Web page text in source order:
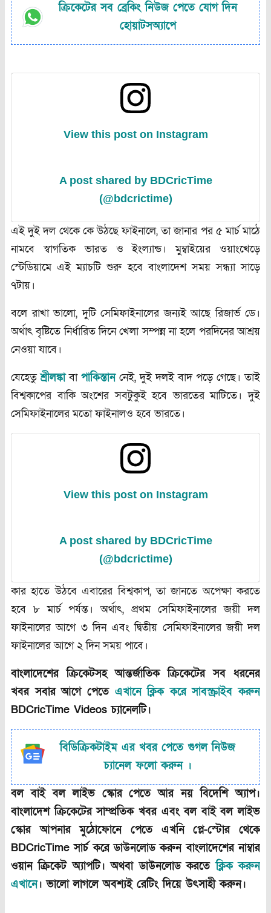
ক্রিকেটের সব ব্রেকিং নিউজ পেতে যোগ দিন
হোয়াটসঅ্যাপে
View this post on Instagram
A post shared by BDCricTime
(@bdcrictime)
এই দুই দল থেকে কে উঠছে ফাইনালে,তা জানার পর ৫ মার্চ মাঠে
নামবে
স্বাগতিক ভারত ও ইংল্যান্ড। মুম্বাইয়ের
ওয়াংখেড়ে
স্টেডিয়ামে এই ম্যাচটি শুরু হবে বাংলাদেশ সময় সন্ধ্যা সাড়ে
৭টায়।
বলে রাখা ভালো,দুটি সেমিফাইনালের জন্যই আছে রিজার্ভ ডে।
অর্থাৎ বৃষ্টিতে নির্ধারিত দিনে খেলা সম্পন্ন না হলে পরদিনের আশ্রয়
নেওয়া যাবে।
যেহেতু শ্রীলঙ্কা বা পাকিস্তান নেই,দুই দলই বাদ পড়ে গেছে। তাই
বিশ্বকাপের বাকি অংশের সবটুকুই হবে ভারতের মাটিতে। দুই
সেমিফাইনালের মতো ফাইনালও হবে ভারতে।
View this post on Instagram
A post shared by BDCricTime
(@bdcrictime)
কার হাতে উঠবে এবারের বিশ্বকাপ,তা জানতে অপেক্ষা করতে
হবে ৮ মার্চ পর্যন্ত। অর্থাৎ, প্রথম সেমিফাইনালের জয়ী দল
ফাইনালের আগে ৩ দিন এবং দ্বিতীয় সেমিফাইনালের জয়ী দল
ফাইনালের আগে ২ দিন সময় পাবে।
বাংলাদেশের ক্রিকেটসহ আন্তর্জাতিক ক্রিকেটের সব ধরনের
খবর সবার আগে পেতে এখানে ক্লিক করে সাবস্ক্রাইব করুন
BDCricTime Videos চ্যানেলটি।
বিডিক্রিকটাইম এর খবর পেতে গুগল নিউজ
চ্যানেল ফলো করুন ।
বল বাই বল লাইভ স্কোর পেতে আর নয় বিদেশি অ্যাপ।
বাংলাদেশ ক্রিকেটের সাম্প্রতিক খবর এবং বল বাই বল লাইভ
স্কোর আপনার মুঠোফোনে পেতে এখনি প্লে-স্টোর থেকে
BDCricTime সার্চ করে ডাউনলোড করুন বাংলাদেশের নাম্বার
ওয়ান ক্রিকেট অ্যাপটি। অথবা ডাউনলোড করতেক্লিক করুন
এখানে। ভালো লাগলে অবশ্যই রেটিং দিয়ে উৎসাহী করুন।